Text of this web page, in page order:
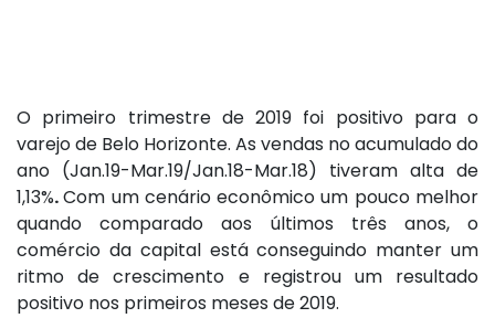
O primeiro trimestre de 2019 foi positivo para o
varejo de Belo Horizonte. As vendas no acumulado do
ano (Jan.19-Mar.19/Jan.18-Mar.18) tiveram alta de
1,13%.Com um cenário econômico um pouco melhor
quando comparado aos últimos três anos, o
comércio da capital está conseguindo manter um
ritmo de crescimento e registrou um resultado
positivo nos primeiros meses de 2019.